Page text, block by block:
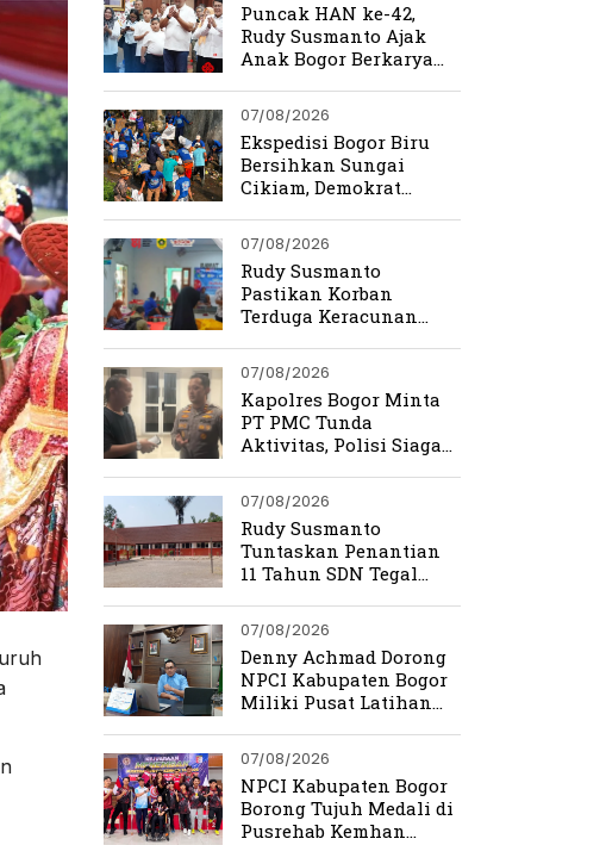
Puncak HAN ke-42,
Rudy Susmanto Ajak
Anak Bogor Berkarya
07/08/2026
Ekspedisi Bogor Biru
Bersihkan Sungai
Cikiam, Demokrat
Warga Jasinga
07/08/2026
Rudy Susmanto
Pastikan Korban
Terduga Keracunan
Maksimal
07/08/2026
Kapolres Bogor Minta
PT PMC Tunda
Aktivitas, Polisi Siaga
Tamansari
07/08/2026
Rudy Susmanto
Tuntaskan Penantian
11 Tahun SDN Tegal
07/08/2026
Denny Achmad Dorong
NPCI Kabupaten Bogor
Miliki Pusat Latihan
07/08/2026
NPCI Kabupaten Bogor
Borong Tujuh Medali di
Pusrehab Kemhan